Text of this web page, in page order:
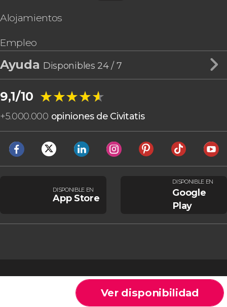
Ver disponibilidad
Alojamientos
Empleo
Ayuda Disponibles 24 / 7
9,1/10 ★★★★★
★★★★★
+5.000.000 opiniones de Civitatis
DISPONIBLE EN
App Store
DISPONIBLE EN
Google
Play
Condiciones generales Aviso legal Política de privacidad Cookies